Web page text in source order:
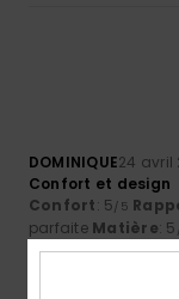
DOMINIQUE24 avril
Confort et design
Confort: 5/5
parfaite Matière: 5
Je